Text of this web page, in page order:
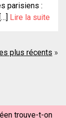
parisiens :
Lire la suite
plus récents
trouve-t-on